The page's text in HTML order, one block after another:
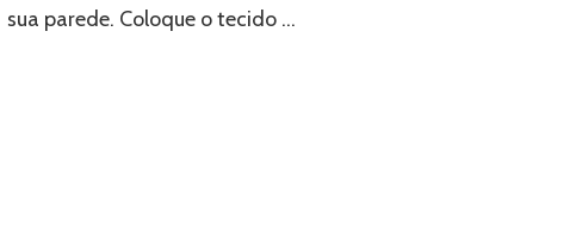
sua parede. Coloque o tecido …